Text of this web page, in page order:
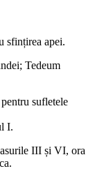
sfințirea apei.
Tedeum
sufletele
I.
III și VI, ora